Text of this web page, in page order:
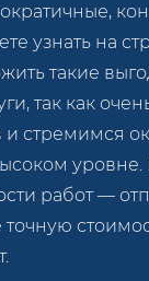
узнать на
такие
так как
стремимся
уровне.
работ —